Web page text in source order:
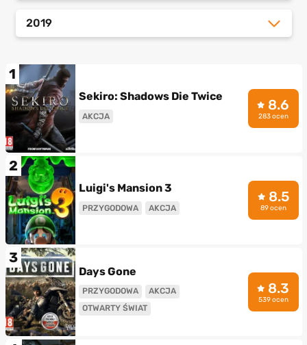
2019
1
Sekiro: Shadows Die Twice
AKCJA
8.6
283 ocen
2
Luigi's Mansion 3
PRZYGODOWA AKCJA
8.5
89 ocen
3
Days Gone
PRZYGODOWA
AKCJA
OTWARTY ŚWIAT
8.3
539 ocen